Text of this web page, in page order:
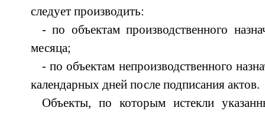
следует производить:
- по объектам производственного
месяца;
- по объектам непроизводственного
календарных дней после подписания актов.
Объекты, по которым истекли